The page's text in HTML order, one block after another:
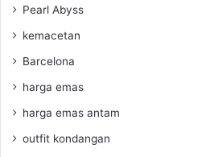
Pearl Abyss
kemacetan
Barcelona
harga emas
harga emas antam
outfit kondangan